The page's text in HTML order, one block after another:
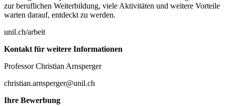
zur beruflichen Weiterbildung, viele Aktivitäten und weitere Vorteile
warten darauf, entdeckt zu werden.
unil.ch/arbeit
Kontakt für weitere Informationen
Professor Christian Arnsperger
christian.arnsperger@unil.ch
Ihre Bewerbung